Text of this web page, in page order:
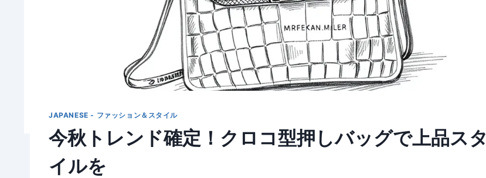
JAPANESE - ファッション＆スタイル
今秋トレンド確定！クロコ型押しバッグで上品スタ
イルを